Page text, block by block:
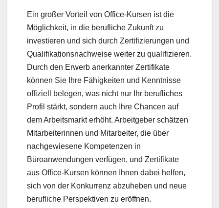
Ein großer Vorteil von Office-Kursen ist die
Möglichkeit, in die berufliche Zukunft zu
investieren und sich durch Zertifizierungen und
Qualifikationsnachweise weiter zu qualifizieren.
Durch den Erwerb anerkannter Zertifikate
können Sie Ihre Fähigkeiten und Kenntnisse
offiziell belegen, was nicht nur Ihr berufliches
Profil stärkt, sondern auch Ihre Chancen auf
dem Arbeitsmarkt erhöht. Arbeitgeber schätzen
Mitarbeiterinnen und Mitarbeiter, die über
nachgewiesene Kompetenzen in
Büroanwendungen verfügen, und Zertifikate
aus Office-Kursen können Ihnen dabei helfen,
sich von der Konkurrenz abzuheben und neue
berufliche Perspektiven zu eröffnen.